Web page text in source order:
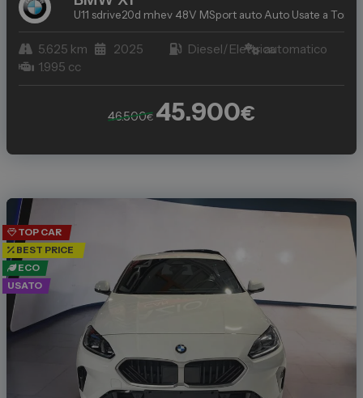
U11 sdrive20d mhev 48V MSport auto Auto Usate a
5.625 km 2025 Diesel/Elettricaautomatico
1.995 cc
46.500€ 45.900€
TOP CAR
BEST PRICE
ECO
USATO